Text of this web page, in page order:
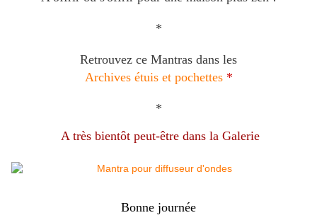
*
Retrouvez ce Mantras dans les
Archives étuis et pochettes*
*
A très bientôt peut-être dans la Galerie
Bonne journée